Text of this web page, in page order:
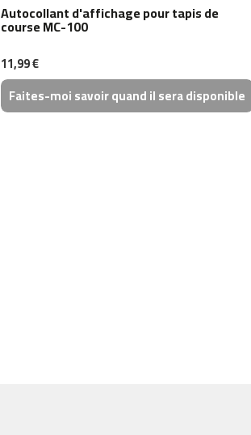
Autocollant d'affichage pour tapis de
course MC-100
11,99 €
Faites-moi savoir quand il sera disponible